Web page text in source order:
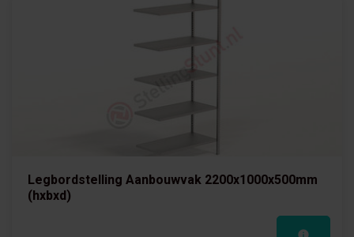
Legbordstelling Aanbouwvak 2200x1000x500mm
(hxbxd)